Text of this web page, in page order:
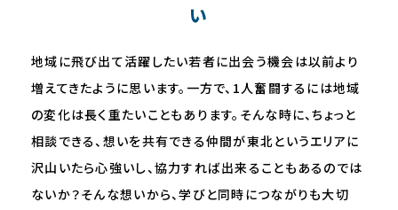
い
地域に飛び出て活躍したい若者に出会う機会は以前より
増えてきたように思います。一方で、1人奮闘するには地域
の変化は長く重たいこともあります。そんな時に、ちょっと
相談できる、想いを共有できる仲間が東北というエリアに
沢山いたら心強いし、協力すれば出来ることもあるのでは
ないか？そんな想いから、学びと同時につながりも大切